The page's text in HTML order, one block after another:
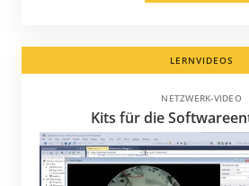
LERNVIDEOS
NETZWERK-VIDEO
Kits für die